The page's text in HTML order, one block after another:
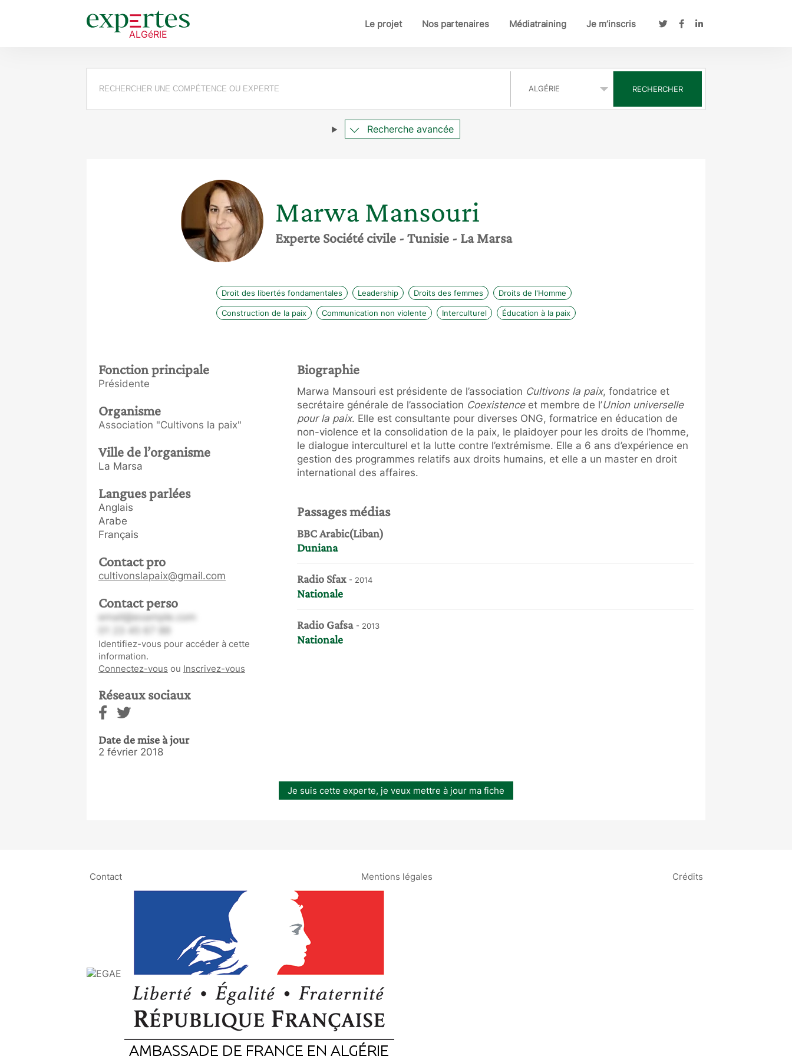
Le projet Nos partenaires Médiatraining Je m’inscris
Requête RECHERCHER
Recherche avancée
MarwaMansouri
Experte Société civile - Tunisie - La Marsa
Droit des libertés fondamentales Leadership Droits des femmes Droits de l'Homme
Construction de la paix Communication non violente Interculturel Éducation à la paix
Fonction principale
Présidente
Organisme
Association "Cultivons la paix"
Ville de l’organisme
La Marsa
Langues parlées
Anglais
Arabe
Français
Contact pro
cultivonslapaix@gmail.com
Contact perso
email@example.com
Identifiez-vous pour accéder à cette
information.
Connectez-vous ou Inscrivez-vous
Réseaux sociaux
Date de mise à jour
2 février 2018
Biographie
Marwa Mansouri est présidente de l’association Cultivons la paix, fondatrice et
secrétaire générale de l’association Coexistenceet membre de l’Union universelle
pour la paix. Elle est consultante pour diverses ONG, formatrice en éducation de
non-violence et la consolidation de la paix, le plaidoyer pour les droits de l’homme,
le dialogue interculturel et la lutte contre l’extrémisme. Elle a 6 ans d’expérience en
gestion des programmes relatifs aux droits humains, et elle a un master en droit
international des affaires.
Passages médias
BBC Arabic(Liban)
Duniana
Radio Sfax - 2014
Nationale
Radio Gafsa - 2013
Nationale
Je suis cette experte, je veux mettre à jour ma fiche
Contact Mentions légales Crédits